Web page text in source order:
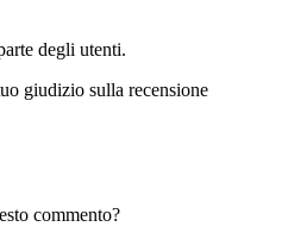
degli utenti.
giudizio sulla recensione
commento?